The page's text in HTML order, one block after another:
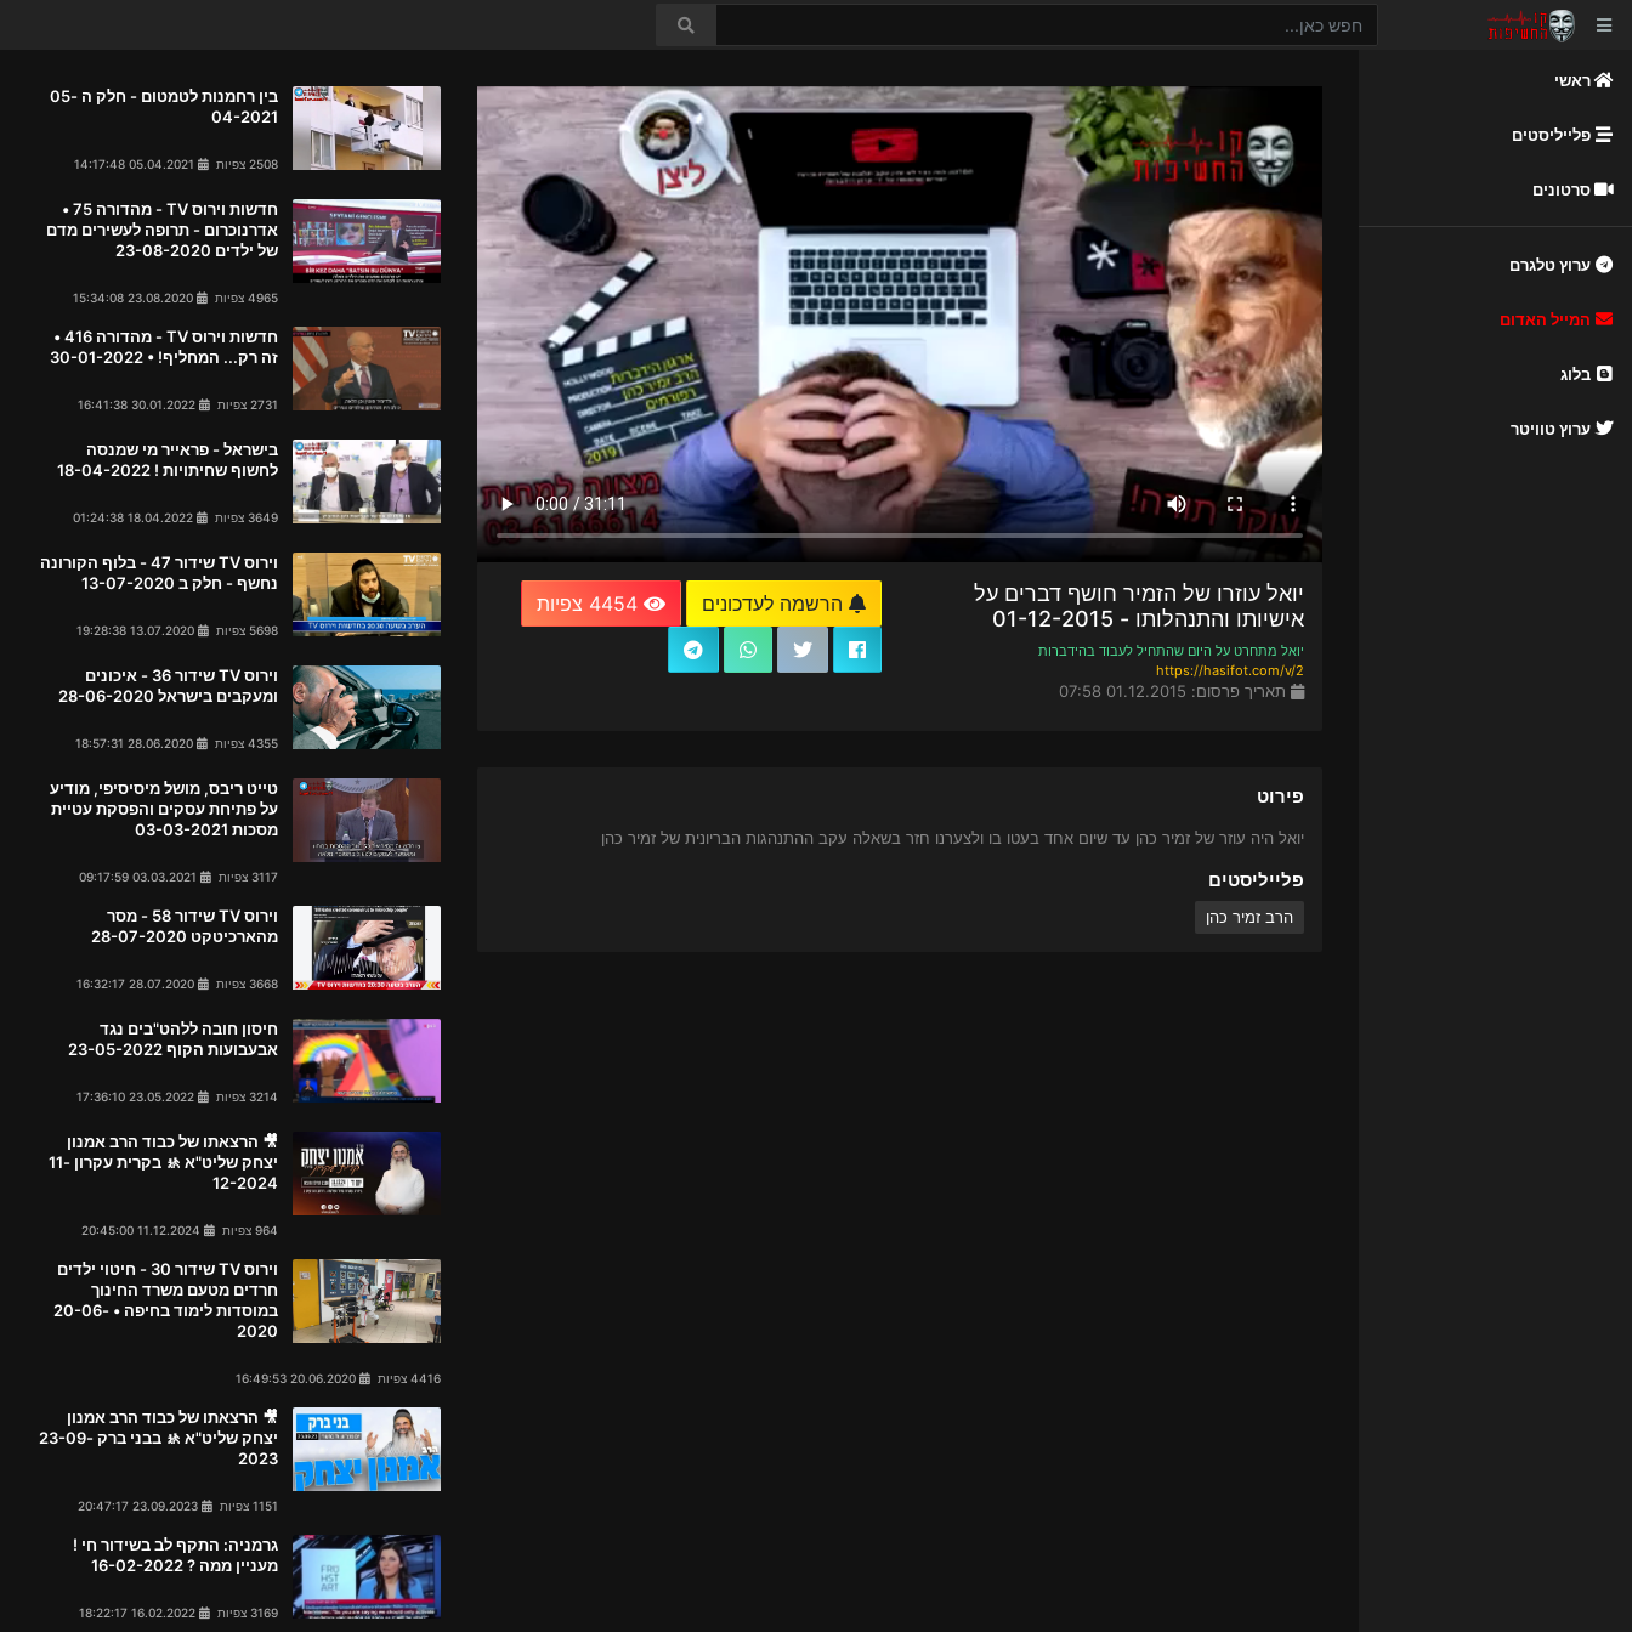
ראשי
פלייליסטים
סרטונים
ערוץ טלגרם
המייל האדום
בלוג
ערוץ טוויטר
יואל עוזרו של הזמיר חושף דברים על
אישיותו והתנהלותו - 01-12-2015
יואל מתחרט על היום שהתחיל לעבוד בהידברות
https://hasifot.com/v/2
תאריך פרסום: 01.12.2015 07:58
הרשמה לעדכונים
פירוט
יואל היה עוזר של זמיר כהן עד שיום אחד בעטו בו ולצערנו חזר בשאלה עקב ההתנהגות הבריונית של זמיר כהן
פלייליסטים
הרב זמיר כהן
בין רחמנות לטמטום - חלק ה 05-
04-2021
2508 צפיות
חדשות וירוס TV - מהדורה 75 •
אדרנוכרום - תרופה לעשירים מדם
של ילדים 23-08-2020
4965 צפיות
חדשות וירוס TV - מהדורה 416 •
זה רק... המחליף! • 30-01-2022
2731 צפיות
בישראל - פראייר מי שמנסה
לחשוף שחיתויות ! 18-04-2022
3649 צפיות
וירוס TV שידור 47 - בלוף הקורונה
נחשף - חלק ב 13-07-2020
5698 צפיות
וירוס TV שידור 36 - איכונים
ומעקבים בישראל 28-06-2020
4355 צפיות
טייט ריבס, מושל מיסיסיפי, מודיע
על פתיחת עסקים והפסקת עטיית
מסכות 03-03-2021
3117 צפיות
וירוס TV שידור 58 - מסר
מהארכיטקט 28-07-2020
3668 צפיות
חיסון חובה ללהט"בים נגד
אבעבועות הקוף 23-05-2022
3214 צפיות
🎥 הרצאתו של כבוד הרב אמנון
יצחק שליט"א 🚸 בקרית עקרון 11-
12-2024
964 צפיות
וירוס TV שידור 30 - חיטוי ילדים
חרדים מטעם משרד החינוך
במוסדות לימוד בחיפה • 20-06-
2020
4416 צפיות
🎥 הרצאתו של כבוד הרב אמנון
יצחק שליט"א 🚸 בבני ברק 23-09-
2023
1151 צפיות
גרמניה: התקף לב בשידור חי !
מעניין ממה ? 16-02-2022
3169 צפיות